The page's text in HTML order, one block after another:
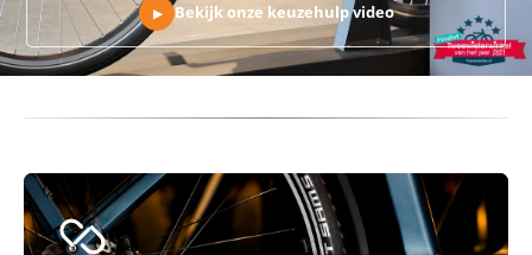
▶ Bekijk onze keuzehulp video